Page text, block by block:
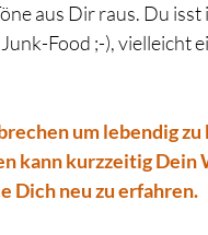
aus Dir raus. Du
Food ;-), vielleicht
um lebendig
kann kurzzeitig Dein
Dich neu zu erfahren.